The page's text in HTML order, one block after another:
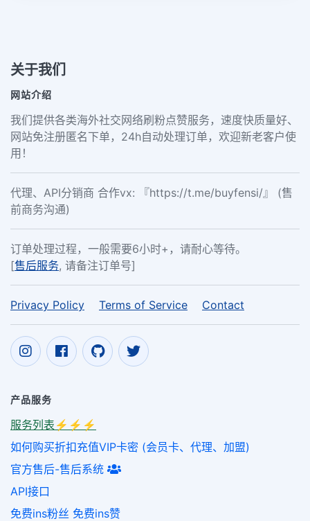
关于我们
网站介绍
我们提供各类海外社交网络刷粉点赞服务，速度快质量好、
网站免注册匿名下单，24h自动处理订单，欢迎新老客户使
用！
代理、API分销商 合作vx: 『https://t.me/buyfensi/』 (售
前商务沟通)
订单处理过程，一般需要6小时+，请耐心等待。
[售后服务, 请备注订单号]
Privacy Policy Terms of Service Contact
产品服务
服务列表⚡️⚡️⚡️
如何购买折扣充值VIP卡密 (会员卡、代理、加盟)
官方售后-售后系统
API接口
免费ins粉丝 免费ins赞